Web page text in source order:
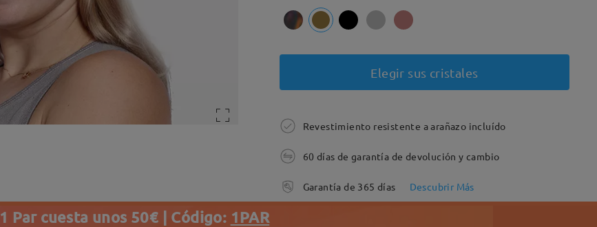
Elegir sus cristales
Revestimiento resistente a arañazo incluído
60 días de garantía de devolución y cambio
Garantía de 365 días Descubrir Más
1 Par cuesta unos 50€ | Código: 1PAR